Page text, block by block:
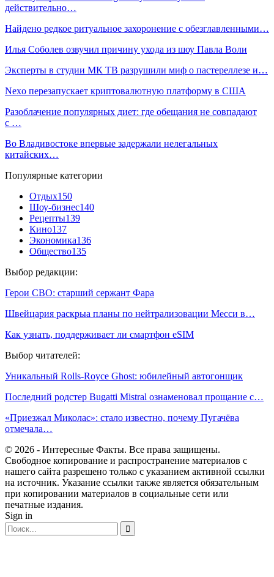
действительно…
Найдено редкое ритуальное захоронение с обезглавленными…
Илья Соболев озвучил причину ухода из шоу Павла Воли
Эксперты в студии МК ТВ разрушили миф о пастереллезе и…
Nexo перезапускает криптовалютную платформу в США
Разоблачение популярных диет: где обещания не совпадают
с …
Во Владивостоке впервые задержали нелегальных
китайских…
Популярные категории
Отдых150
Шоу-бизнес140
Рецепты139
Кино137
Экономика136
Общество135
Выбор редакции:
Герои СВО: старший сержант Фара
Швейцария раскрыа планы по нейтрализовации Месси в…
Как узнать, поддерживает ли смартфон eSIM
Выбор читателей:
Уникальный Rolls-Royce Ghost: юбилейный автогонщик
Последний родстер Bugatti Mistral ознаменовал прощание с…
«Приезжал Миколас»: стало известно, почему Пугачёва
отмечала…
© 2026 - Интересные Факты. Все права защищены.
Свободное копирование и распространение материалов с
нашего сайта разрешено только с указанием активной ссылки
на источник. Указание ссылки также является обязательным
при копировании материалов в социальные сети или
печатные издания.
Sign in